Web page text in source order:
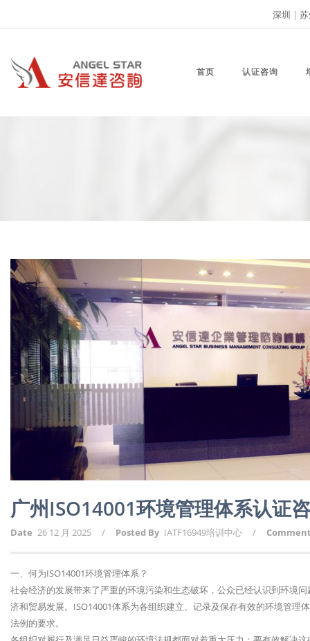
深圳 |
首页 认证咨询
广州ISO14001环境管理体系认证
Date 26 12 月 2025 / Posted By IATF16949培训中心 /
一、何为ISO14001环境管理体系？
社会经济的发展带来了严重的环境污染和生态破坏，公众已经认识到环境
济和贸易发展。ISO14001体系为各组织建立、记录及保存有效的环境管
法例的要求。